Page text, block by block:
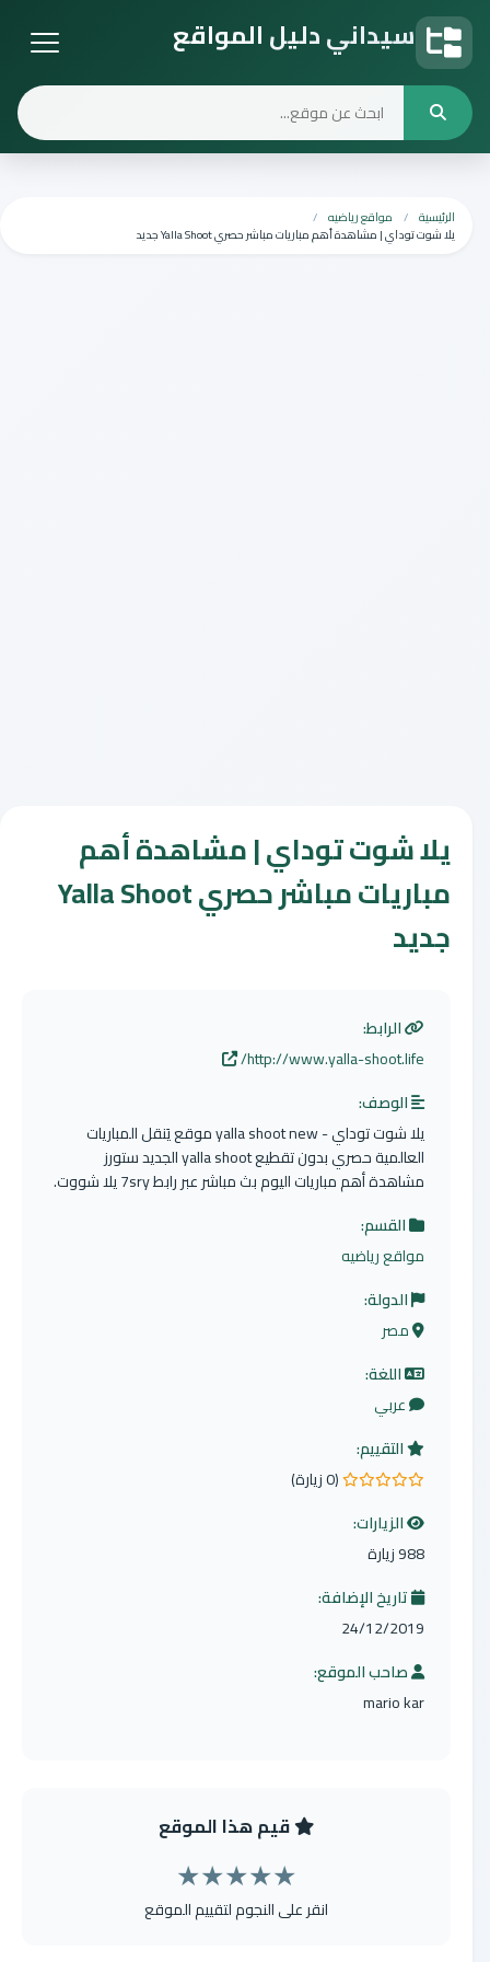
سيداني دليل المواقع
الرئيسية
مواقع رياضيه
يلا شوت توداي | مشاهدة أهم مباريات مباشر حصري Yalla Shoot جديد
يلا شوت توداي | مشاهدة أهم
مباريات مباشر حصري Yalla Shoot
جديد
الرابط:
http://www.yalla-shoot.life/
الوصف:
يلا شوت توداي - yalla shoot new موقع يَنقل المباريات
العالمية حصري بدون تقطيع yalla shoot الجديد ستورز
مشاهدة أهم مباريات اليوم بث مباشر عبر رابط 7sry يلا شووت.
القسم:
مواقع رياضيه
الدولة:
مصر
اللغة:
عربي
التقييم:
0.0 من 5 نجوم
(0 زيارة)
الزيارات:
988 زيارة
تاريخ الإضافة:
24/12/2019
صاحب الموقع:
mario kar
قيم هذا الموقع
★
★
★
★
★
انقر على النجوم لتقييم الموقع